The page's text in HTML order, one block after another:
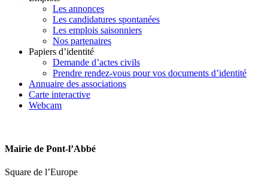
Les annonces
Les candidatures spontanées
Les emplois saisonniers
Nos partenaires
Papiers d’identité
Demande d’actes civils
Prendre rendez-vous pour vos documents d’identité
Annuaire des associations
Carte interactive
Webcam
Mairie de Pont-l’Abbé
Square de l’Europe